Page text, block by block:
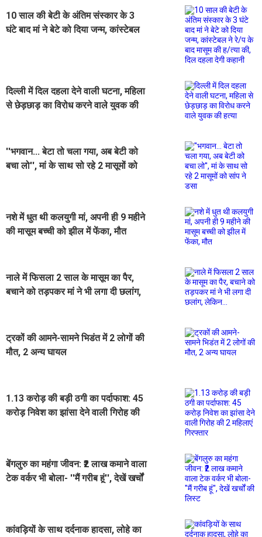
10 साल की बेटी के अंतिम संस्कार के 3
घंटे बाद मां ने बेटे को दिया जन्म, कांस्टेबल
दिल्ली में दिल दहला देने वाली घटना, महिला
से छेड़छाड़ का विरोध करने वाले युवक की
''भगवान... बेटा तो चला गया, अब बेटी को
बचा लो'', मां के साथ सो रहे 2 मासूमों को
नशे में धुत थी कलयुगी मां, अपनी ही 9 महीने
की मासूम बच्ची को झील में फेंका, मौत
नाले में फिसला 2 साल के मासूम का पैर,
बचाने को तड़पकर मां ने भी लगा दी छलांग,
ट्रकों की आमने-सामने भिडंत में 2 लोगों की
मौत, 2 अन्य घायल
1.13 करोड़ की बड़ी ठगी का पर्दाफाश: 45
करोड़ निवेश का झांसा देने वाली गिरोह की
बेंगलुरु का महंगा जीवन: ₹2 लाख कमाने वाला
टेक वर्कर भी बोला- ''मैं गरीब हूं'', देखें खर्चों
कांवड़ियों के साथ दर्दनाक हादसा, लोहे का